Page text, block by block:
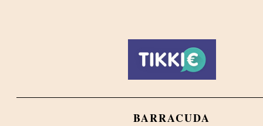
BARRACUDA